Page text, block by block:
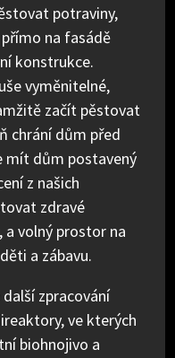
potraviny,
na fasádě
konstrukce.
vyměnitelné,
začít pěstovat
chrání dům před
mít dům postavený
z našich
zdravé
volný prostor na
a zábavu.
zpracování
ve kterých
biohnojivo a